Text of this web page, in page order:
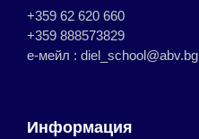
+359 62 620 660
+359 888573829
е-мейл : diel_school@abv.bg
Информация